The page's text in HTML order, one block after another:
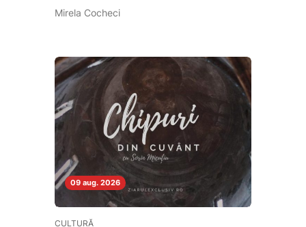
Mirela Cocheci
09 aug. 2026
CULTURĂ